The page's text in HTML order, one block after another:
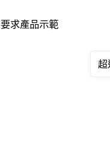
要求產品示範